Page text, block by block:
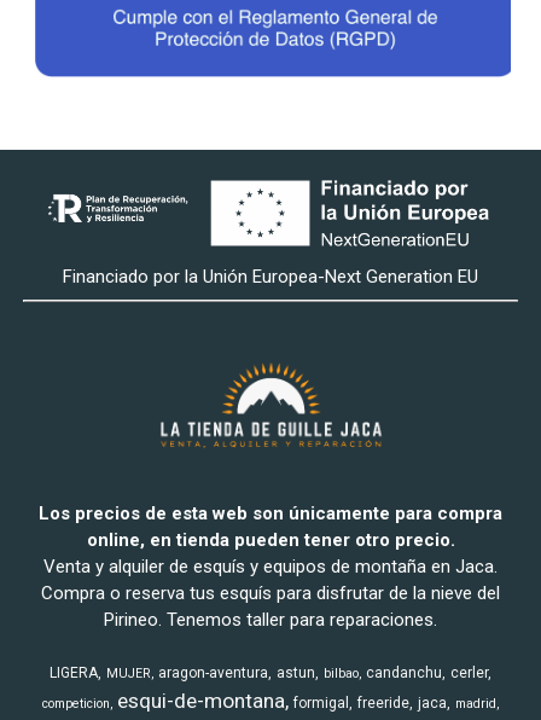
Financiado por la Unión Europea-Next Generation EU
Los precios de esta web son únicamente para compra
online, en tienda pueden tener otro precio.
Venta y alquiler de esquís y equipos de montaña en Jaca.
Compra o reserva tus esquís para disfrutar de la nieve del
Pirineo. Tenemos taller para reparaciones.
LIGERA MUJER aragon-aventura astun bilbao candanchu cerler
competicion esqui-de-montana formigal freeride jaca madrid